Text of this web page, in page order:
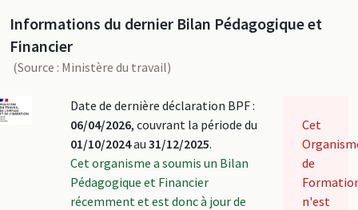
Informations du dernier Bilan Pédagogique et
Financier
(Source : Ministère du travail)
Date de dernière déclaration BPF :
06/04/2026, couvrant la période du
01/10/2024au 31/12/2025.
Cet organisme a soumis un Bilan
Pédagogique et Financier
récemment et est donc à jour de
Cet
de
n'est